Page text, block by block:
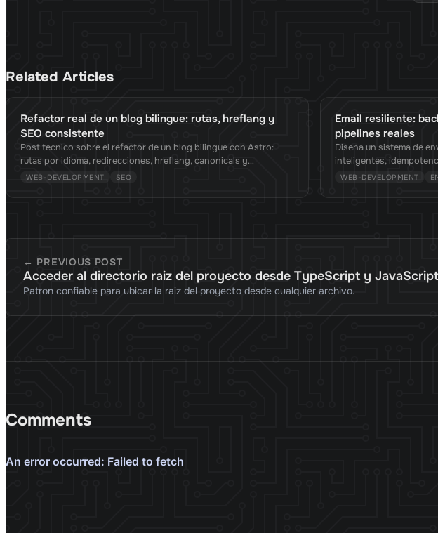
Related Articles
Refactor real de un blog bilingue: rutas, hreflang y
SEO consistente
Post tecnico sobre el refactor de un blog bilingue con Astro:
rutas por idioma, redirecciones, hreflang, canonicals y
navegacion consistente sin duplicados.
WEB-DEVELOPMENT SEO
Email resiliente:
pipelines reales
Disena un sistema de
inteligentes,
duplicados y caidas
WEB-DEVELOPMENT
← PREVIOUS POST
Acceder al directorio raiz del proyecto desde TypeScript y JavaScript
Patron confiable para ubicar la raiz del proyecto desde cualquier archivo.
Comments